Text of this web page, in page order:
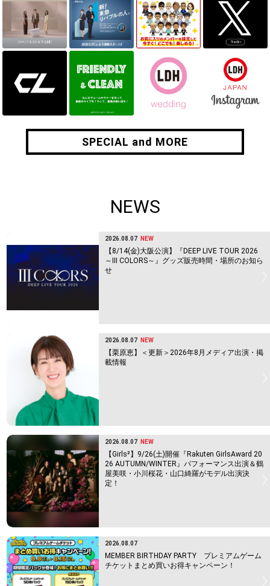
SPECIAL and MORE
SPECIAL and MORE
NEWS
2026.08.07 NEW
【8/14(金)大阪公演】『DEEP LIVE TOUR 2026
～Ⅲ COLORS～』グッズ販売時間・場所のお知ら
せ
2026.08.07 NEW
【栗原恵】＜更新＞2026年8月メディア出演・掲
載情報
2026.08.07 NEW
【Girls²】9/26(土)開催『Rakuten GirlsAward 20
26 AUTUMN/WINTER』パフォーマンス出演＆鶴
屋美咲・小川桜花・山口綺羅がモデル出演決
定！
2026.08.07
MEMBER BIRTHDAY PARTY プレミアムゲーム
チケットまとめ買いお得キャンペーン！